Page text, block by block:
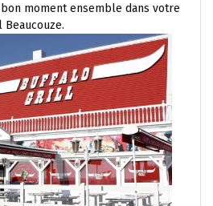
moment ensemble dans votre